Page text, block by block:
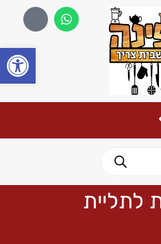
לתליית